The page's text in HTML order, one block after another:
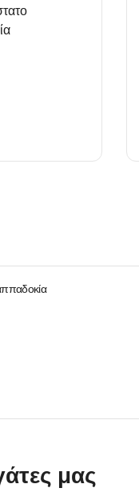
μας